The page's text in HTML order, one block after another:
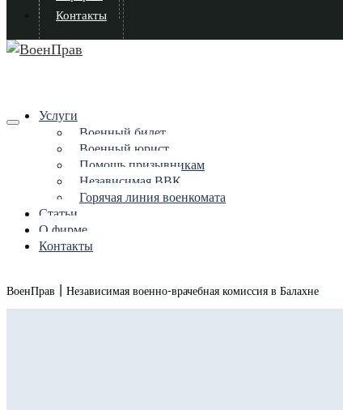
Контакты
Услуги
Военный билет
Военный юрист
Помощь призывникам
Независимая ВВК
Горячая линия военкомата
Статьи
О фирме
Контакты
ВоенПрав | Независимая военно-врачебная комиссия в Балахне